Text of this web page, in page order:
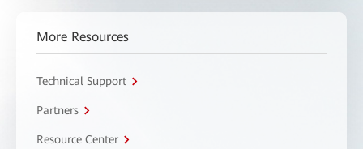
More Resources
Technical Support
Partners
Resource Center